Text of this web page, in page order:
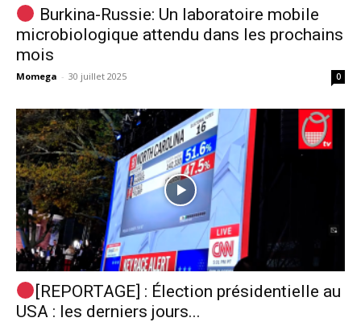
Burkina-Russie: Un laboratoire mobile
microbiologique attendu dans les prochains
mois
Momega - 30 juillet 2025 0
[REPORTAGE] : Élection présidentielle au
USA : les derniers jours...